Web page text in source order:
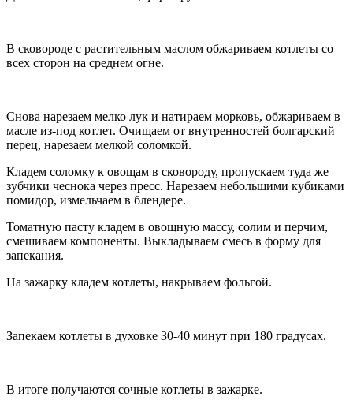
В сковороде с растительным маслом обжариваем котлеты со
всех сторон на среднем огне.
Снова нарезаем мелко лук и натираем морковь, обжариваем в
масле из-под котлет. Очищаем от внутренностей болгарский
перец, нарезаем мелкой соломкой.
Кладем соломку к овощам в сковороду, пропускаем туда же
зубчики чеснока через пресс. Нарезаем небольшими кубиками
помидор, измельчаем в блендере.
Томатную пасту кладем в овощную массу, солим и перчим,
смешиваем компоненты. Выкладываем смесь в форму для
запекания.
На зажарку кладем котлеты, накрываем фольгой.
Запекаем котлеты в духовке 30-40 минут при 180 градусах.
В итоге получаются сочные котлеты в зажарке.